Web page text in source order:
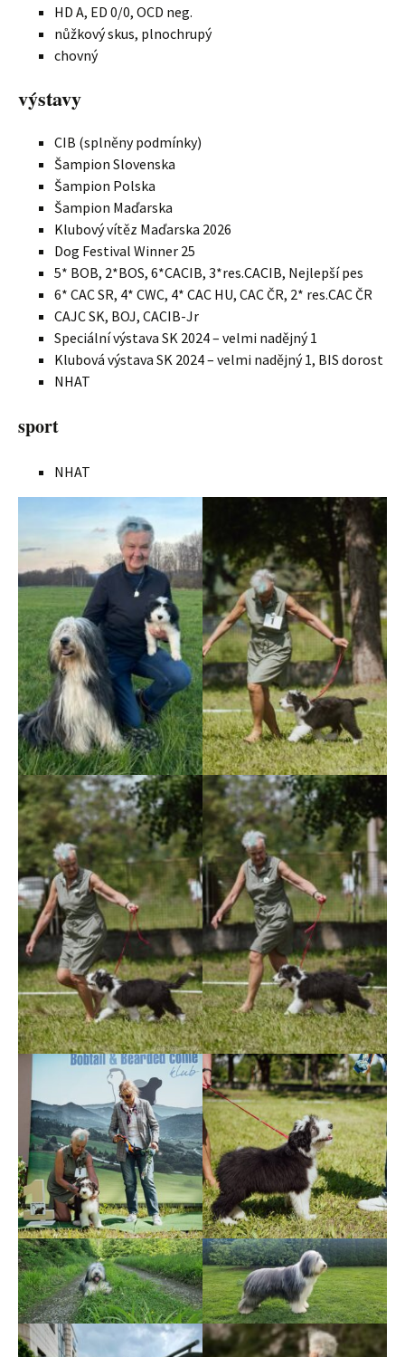
HD A, ED 0/0, OCD neg.
nůžkový skus, plnochrupý
chovný
výstavy
CIB (splněny podmínky)
Šampion Slovenska
Šampion Polska
Šampion Maďarska
Klubový vítěz Maďarska 2026
Dog Festival Winner 25
5* BOB, 2*BOS, 6*CACIB, 3*res.CACIB, Nejlepší pes
6* CAC SR, 4* CWC, 4* CAC HU, CAC ČR, 2* res.CAC ČR
CAJC SK, BOJ, CACIB-Jr
Speciální výstava SK 2024 – velmi nadějný 1
Klubová výstava SK 2024 – velmi nadějný 1, BIS dorost
NHAT
sport
NHAT